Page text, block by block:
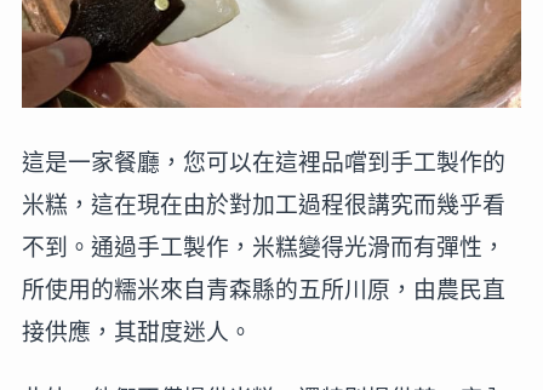
這是一家餐廳，您可以在這裡品嚐到手工製作的
米糕，這在現在由於對加工過程很講究而幾乎看
不到。通過手工製作，米糕變得光滑而有彈性，
所使用的糯米來自青森縣的五所川原，由農民直
接供應，其甜度迷人。